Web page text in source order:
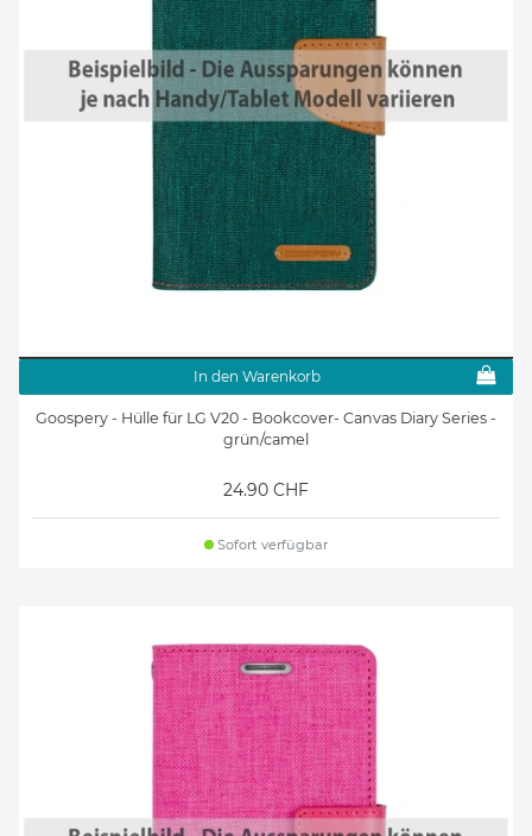
In den Warenkorb
Goospery - Hülle für LG V20 - Bookcover- Canvas Diary Series -
grün/camel
24.90 CHF
Sofort verfügbar